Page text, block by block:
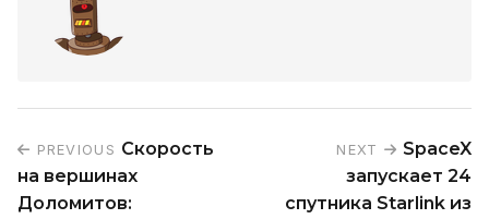
PREVIOUS Скорость
на вершинах
Доломитов:
NEXT
SpaceX
запускает 24
спутника Starlink из